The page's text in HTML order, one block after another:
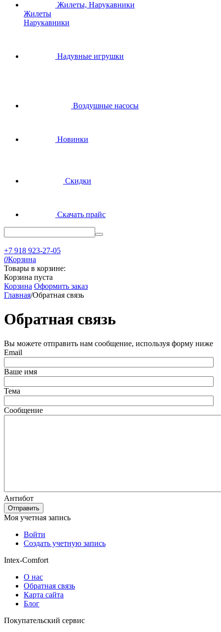
Жилеты, Нарукавники
Жилеты
Нарукавники
Надувные игрушки
Воздушные насосы
Новинки
Скидки
Скачать прайс
+7 918 923-27-05
0Корзина
Товары в корзине:
Корзина пуста
Корзина Оформить заказ
Главная/Обратная связь
Обратная связь
Вы можете отправить нам сообщение, используя форму ниже
Email
Ваше имя
Тема
Сообщение
Антибот
Отправить
Моя учетная запись
Войти
Создать учетную запись
Intex-Comfort
О нас
Обратная связь
Карта сайта
Блог
Покупательский сервис